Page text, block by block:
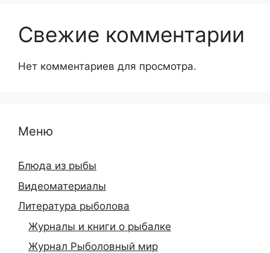
Свежие комментарии
Нет комментариев для просмотра.
Меню
Блюда из рыбы
Видеоматериалы
Литература рыболова
Журналы и книги о рыбалке
Журнал Рыболовный мир